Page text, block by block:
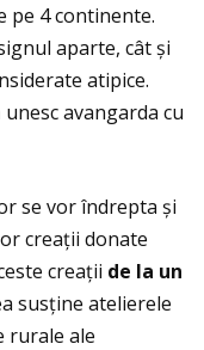
pe 4 continente.
aparte, cât și
atipice.
avangarda cu
se vor îndrepta și
creaţii donate
creaţii de la un
susţine atelierele
rurale ale